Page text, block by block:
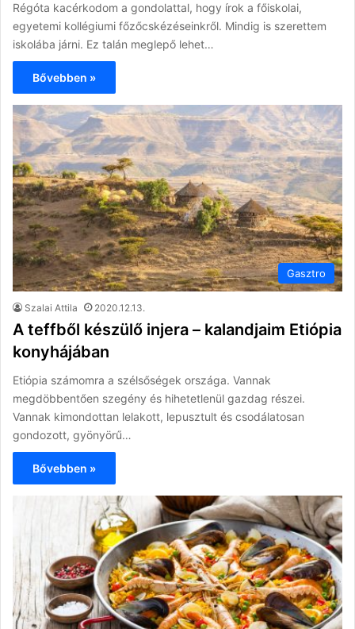
Régóta kacérkodom a gondolattal, hogy írok a főiskolai,
egyetemi kollégiumi főzőcskézéseinkről. Mindig is szerettem
iskolába járni. Ez talán meglepő lehet…
Bővebben »
Gasztro
Szalai Attila 2020.12.13.
A teffből készülő injera – kalandjaim Etiópia
konyhájában
Etiópia számomra a szélsőségek országa. Vannak
megdöbbentően szegény és hihetetlenül gazdag részei.
Vannak kimondottan lelakott, lepusztult és csodálatosan
gondozott, gyönyörű…
Bővebben »